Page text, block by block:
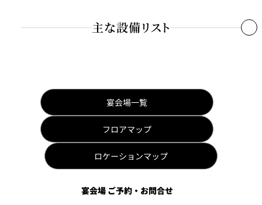
主な設備リスト
搬入口
2.10m
宴会場一覧
フロアマップ
ロケーションマップ
宴会場 ご予約・お問合せ